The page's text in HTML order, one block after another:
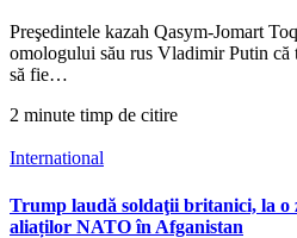
Preşedintele kazah Qasym-Jomart
omologului său rus Vladimir Putin că
să fie…
2 minute timp de citire
International
Trump laudă soldaţii britanici, la o
aliaților NATO în Afganistan